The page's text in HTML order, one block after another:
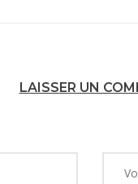
LAISSER UN